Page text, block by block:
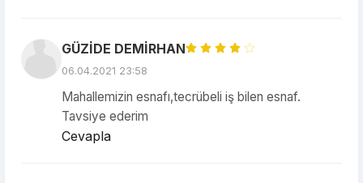
GÜZİDE DEMİRHAN
06.04.2021 23:58
Mahallemizin esnafı,tecrübeli iş bilen esnaf.
Tavsiye ederim
Cevapla